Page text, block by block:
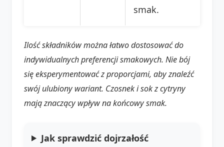
smak.
Ilość składników można łatwo dostosować do
indywidualnych preferencji smakowych. Nie bój
się eksperymentować z proporcjami, aby znaleźć
swój ulubiony wariant. Czosnek i sok z cytryny
mają znaczący wpływ na końcowy smak.
Jak sprawdzić dojrzałość